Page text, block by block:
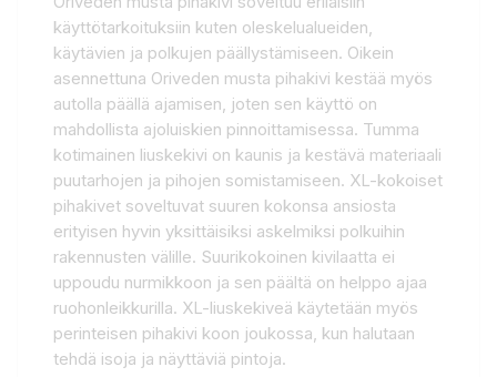
käyttötarkoituksiin kuten oleskelualueiden,
käytävien ja polkujen päällystämiseen. Oikein
asennettuna Oriveden musta pihakivi kestää myös
autolla päällä ajamisen, joten sen käyttö on
mahdollista ajoluiskien pinnoittamisessa. Tumma
kotimainen liuskekivi on kaunis ja kestävä materiaali
puutarhojen ja pihojen somistamiseen. XL-kokoiset
pihakivet soveltuvat suuren kokonsa ansiosta
erityisen hyvin yksittäisiksi askelmiksi polkuihin
rakennusten välille. Suurikokoinen kivilaatta ei
uppoudu nurmikkoon ja sen päältä on helppo ajaa
ruohonleikkurilla. XL-liuskekiveä käytetään myös
perinteisen pihakivi koon joukossa, kun halutaan
tehdä isoja ja näyttäviä pintoja.